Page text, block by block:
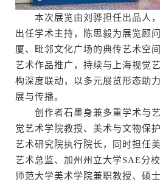
本次展览由刘骅担任出品人，
出任学术主持，陈思毅为展览顾
厦、毗邻文化广场的典传艺术空
艺术作品推广，持续与上海视觉
构深度联动，以多元展览形态助
展与传播。
创作者石墨身兼多重学术与艺
觉艺术学院教授、美术与文物保
艺术研究院执行院长，同时担任
艺术总监、加州州立大学SAE分
师范大学美术学院兼职教授、硕